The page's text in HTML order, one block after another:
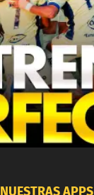
NUESTRAS APPS